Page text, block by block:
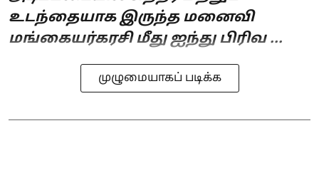
உடந்தையாக இருந்த மனைவி
மங்கையர்கரசி மீது ஐந்து பிரிவ ...
முழுமையாகப் படிக்க